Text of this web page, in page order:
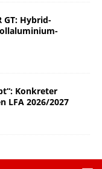
GT: Hybrid-
Konkreter
LFA 2026/2027